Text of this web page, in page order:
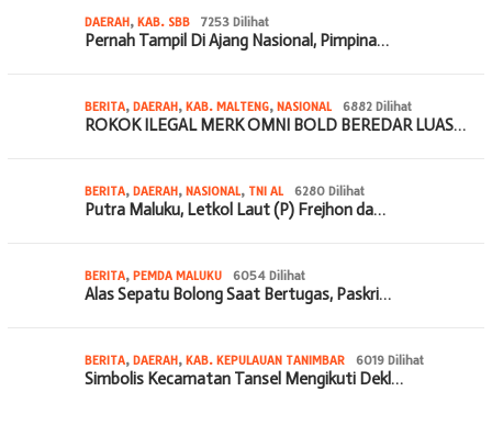
DAERAH, KAB. SBB 7253 Dilihat
Pernah Tampil Di Ajang Nasional, Pimpina…
BERITA, DAERAH, KAB. MALTENG, NASIONAL 6882 Dilihat
ROKOK ILEGAL MERK OMNI BOLD BEREDAR LUAS…
BERITA, DAERAH, NASIONAL, TNI AL 6280 Dilihat
Putra Maluku, Letkol Laut (P) Frejhon da…
BERITA, PEMDA MALUKU 6054 Dilihat
Alas Sepatu Bolong Saat Bertugas, Paskri…
BERITA, DAERAH, KAB. KEPULAUAN TANIMBAR 6019 Dilihat
Simbolis Kecamatan Tansel Mengikuti Dekl…